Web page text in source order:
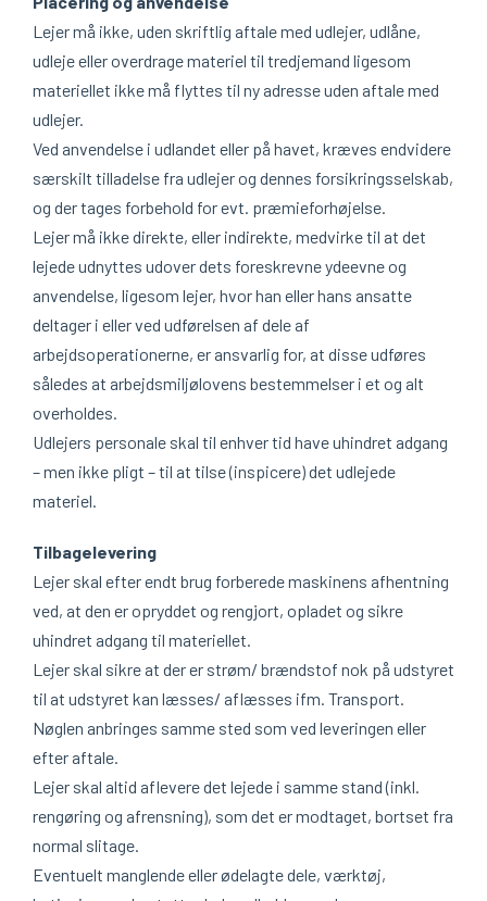
Lejer må ikke, uden skriftlig aftale med udlejer, udlåne,
udleje eller overdrage materiel til tredjemand ligesom
materiellet ikke må flyttes til ny adresse uden aftale med
udlejer.
Ved anvendelse i udlandet eller på havet, kræves endvidere
særskilt tilladelse fra udlejer og dennes forsikringsselskab,
og der tages forbehold for evt. præmieforhøjelse.
Lejer må ikke direkte, eller indirekte, medvirke til at det
lejede udnyttes udover dets foreskrevne ydeevne og
anvendelse, ligesom lejer, hvor han eller hans ansatte
deltager i eller ved udførelsen af dele af
arbejdsoperationerne, er ansvarlig for, at disse udføres
således at arbejdsmiljølovens bestemmelser i et og alt
overholdes.
Udlejers personale skal til enhver tid have uhindret adgang
– men ikke pligt – til at tilse (inspicere) det udlejede
materiel.
Tilbagelevering
Lejer skal efter endt brug forberede maskinens afhentning
ved, at den er opryddet og rengjort, opladet og sikre
uhindret adgang til materiellet.
Lejer skal sikre at der er strøm/ brændstof nok på udstyret
til at udstyret kan læsses/ aflæsses ifm. Transport.
Nøglen anbringes samme sted som ved leveringen eller
efter aftale.
Lejer skal altid aflevere det lejede i samme stand (inkl.
rengøring og afrensning), som det er modtaget, bortset fra
normal slitage.
Eventuelt manglende eller ødelagte dele, værktøj,